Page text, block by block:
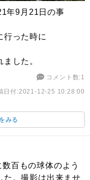
年9月21日の事
行った時に
した。
コメント数:1
日付:2021-12-25 10:28:00
みる
百もの球体のよう
た。撮影は出来ませ